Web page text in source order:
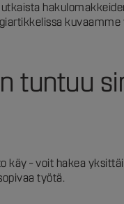
tuntuu
käy – voit hakea
työtä.